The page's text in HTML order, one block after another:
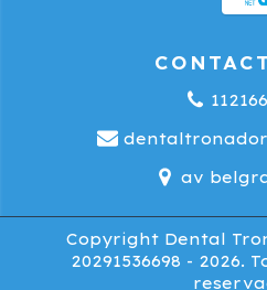
av
Copyright Dental
20291536698 - 2026.